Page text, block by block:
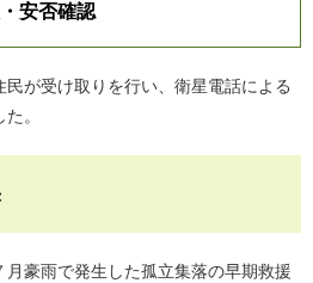
安否確認
が受け取りを行い、衛星電話による
。
豪雨で発生した孤立集落の早期救援